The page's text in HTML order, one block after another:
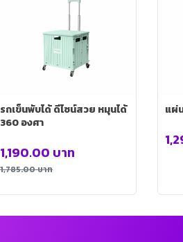
รถเข็นพับได้ ดีไซน์สวย หมุนได้
360 องศา
1,785.00บาท
1,190.00 บาท
แผ่